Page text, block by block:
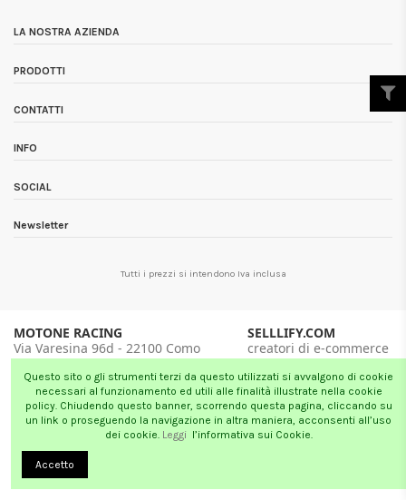
LA NOSTRA AZIENDA
PRODOTTI
CONTATTI
INFO
SOCIAL
Newsletter
Tutti i prezzi si intendono Iva inclusa
MOTONE RACING
Via Varesina 96d - 22100 Como
tel. 031 5877 085
SELLLIFY.COM
creatori di e-commerce
Milano - London
Questo sito o gli strumenti terzi da questo utilizzati si avvalgono di cookie
necessari al funzionamento ed utili alle finalità illustrate nella cookie
policy. Chiudendo questo banner, scorrendo questa pagina, cliccando su
un link o proseguendo la navigazione in altra maniera, acconsenti all’uso
dei cookie. Leggi l’informativa sui Cookie.
Accetto